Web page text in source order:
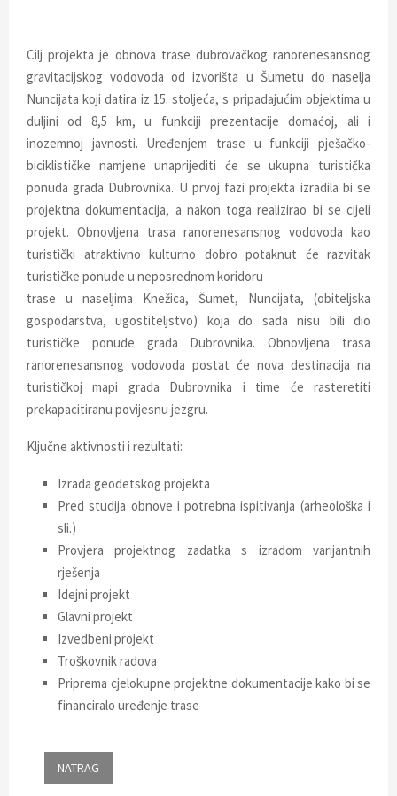
Cilj projekta je obnova trase dubrovačkog ranorenesansnog
gravitacijskog vodovoda od izvorišta u Šumetu do naselja
Nuncijata koji datira iz 15. stoljeća, s pripadajućim objektima u
duljini od 8,5 km, u funkciji prezentacije domaćoj, ali i
inozemnoj javnosti. Uređenjem trase u funkciji pješačko-
biciklističke namjene unaprijediti će se ukupna turistička
ponuda grada Dubrovnika. U prvoj fazi projekta izradila bi se
projektna dokumentacija, a nakon toga realizirao bi se cijeli
projekt. Obnovljena trasa ranorenesansnog vodovoda kao
turistički atraktivno kulturno dobro potaknut će razvitak
turističke ponude u neposrednom koridoru
trase u naseljima Knežica, Šumet, Nuncijata, (obiteljska
gospodarstva, ugostiteljstvo) koja do sada nisu bili dio
turističke ponude grada Dubrovnika. Obnovljena trasa
ranorenesansnog vodovoda postat će nova destinacija na
turističkoj mapi grada Dubrovnika i time će rasteretiti
prekapacitiranu povijesnu jezgru.
Ključne aktivnosti i rezultati:
Izrada geodetskog projekta
Pred studija obnove i potrebna ispitivanja (arheološka i
sli.)
Provjera projektnog zadatka s izradom varijantnih
rješenja
Idejni projekt
Glavni projekt
Izvedbeni projekt
Troškovnik radova
Priprema cjelokupne projektne dokumentacije kako bi se
financiralo uređenje trase